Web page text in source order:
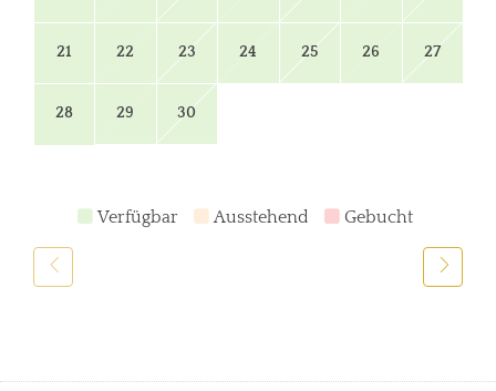
21 22 23 24 25 26 27
28 29 30
Verfügbar Ausstehend Gebucht